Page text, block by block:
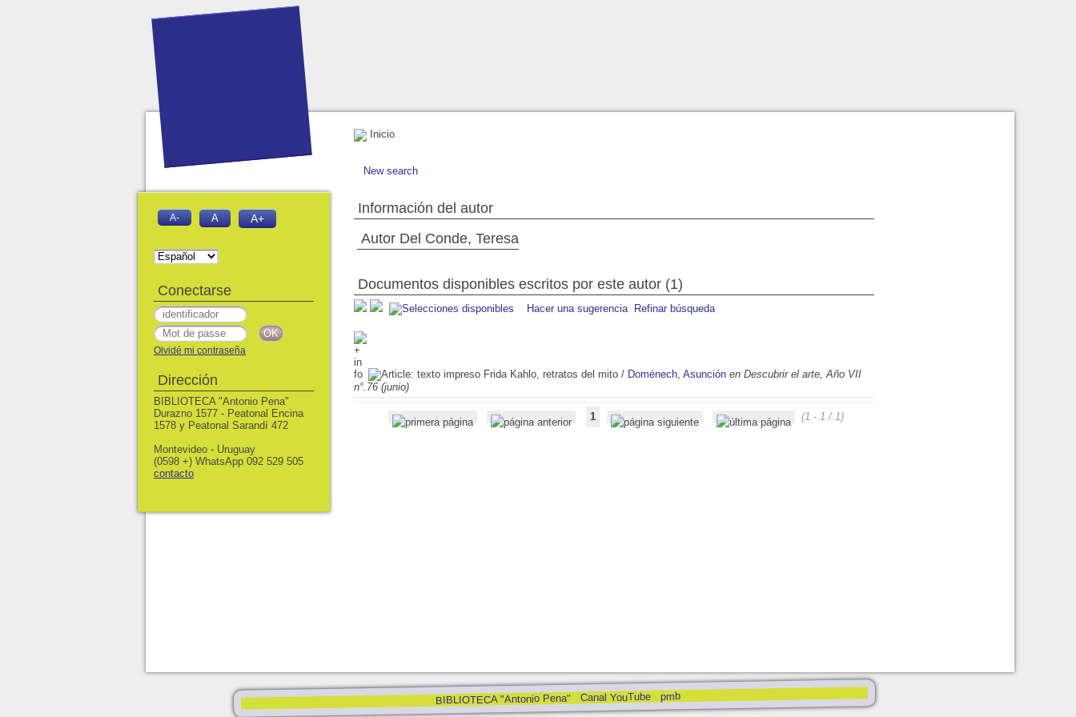
Inicio
New search
Información del autor
Autor Del Conde, Teresa
Documentos disponibles escritos por este autor (1)
Hacer una sugerencia Refinar búsqueda
Frida Kahlo, retratos del mito / Doménech, Asunción en Descubrir el arte, Año VII
n°.76 (junio)
1 (1 - 1 / 1)
BIBLIOTECA "Antonio Pena" Canal YouTube pmb
A- A A+
Conectarse
Olvidé mi contraseña
Dirección
BIBLIOTECA "Antonio Pena"
Durazno 1577 - Peatonal Encina
1578 y Peatonal Sarandí 472
Montevideo - Uruguay
(0598 +) WhatsApp 092 529 505
contacto